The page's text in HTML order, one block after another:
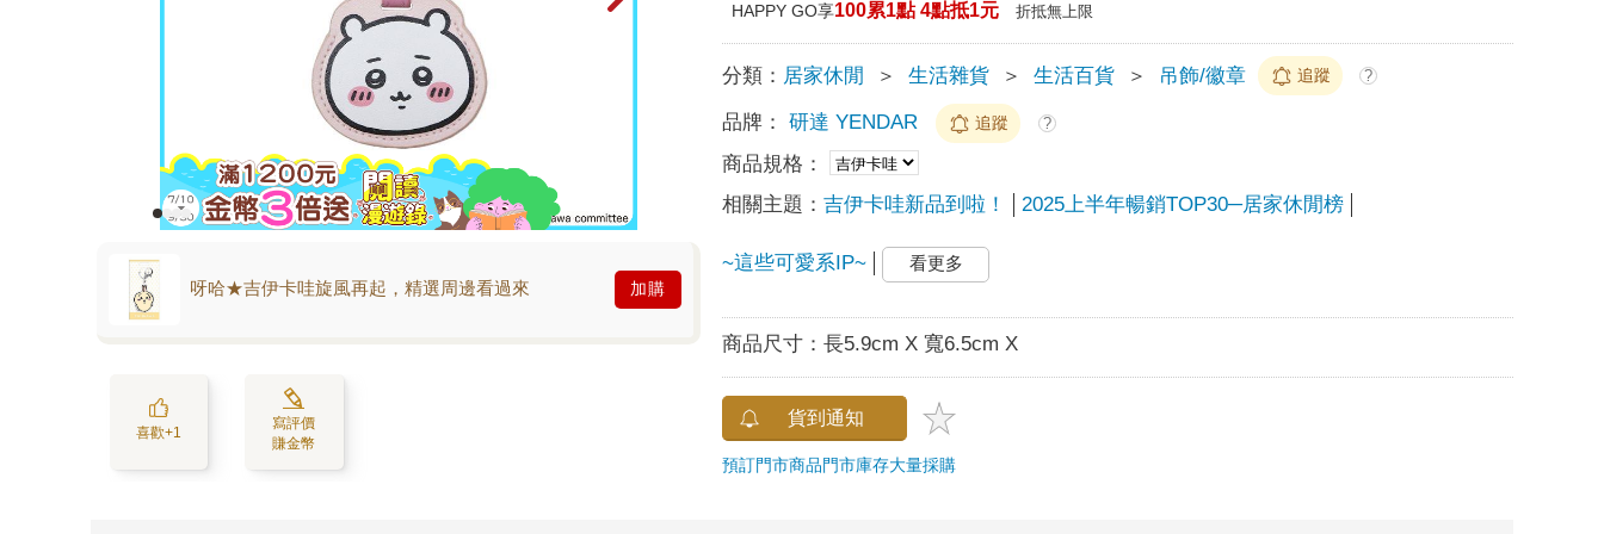
呀哈★吉伊卡哇旋風再起，精選周邊看過來 加購
喜歡+1
寫評價
賺金幣
HAPPY GO享100累1點 4點抵1元 折抵無上限
分類： 居家休閒 ＞ 生活雜貨 ＞ 生活百貨 ＞ 吊飾/徽章 追蹤 ?
品牌： 研達 YENDAR 追蹤 ?
商品規格：
相關主題：吉伊卡哇新品到啦！ 2025上半年暢銷TOP30─居家休閒榜
~這些可愛系IP~ 看更多
商品尺寸：長5.9cm X 寬6.5cm X
貨到通知
預訂門市商品門市庫存大量採購